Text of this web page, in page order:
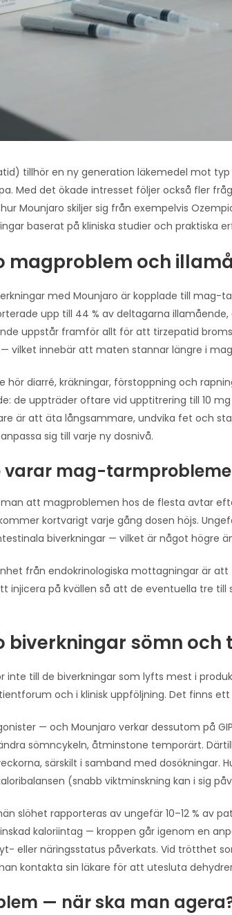
tillhör en ny generation läkemedel mot
Med det ökade intresset följer också fler
Mounjaro skiljer sig från exempelvis
baserat på kliniska studier och praktiska
magproblem och
med Mounjaro är kopplade till mag-
upp till 44 % av deltagarna
uppstår framför allt för att tirzepatid
vilket innebär att maten stannar längre i
hör diarré, kräkningar, förstoppning och
de uppträder oftare vid upptitrering till 10
är att äta långsammare, undvika fet och
sig till varje ny dosnivå.
varar mag-
man att magproblemen hos de flesta avtar
kortvarigt varje gång dosen höjs.
biverkningar — vilket är något högre
från endokrinologiska mottagningar är
injicera på kvällen så att de eventuella tre
biverkningar sömn och
inte till de biverkningar som lyfts mest i
och i klinisk uppföljning. Det finns
— och Mounjaro verkar dessutom på
sömncykeln, åtminstone temporärt.
särskilt i samband med dosökningar.
(snabb viktminskning kan i sig
slöhet rapporteras av ungefär 10–12 % av
kaloriintag — kroppen går igenom en
eller näringsstatus påverkats. Vid trötthet
kontakta sin läkare för att utesluta
— när ska man
kr 410.00